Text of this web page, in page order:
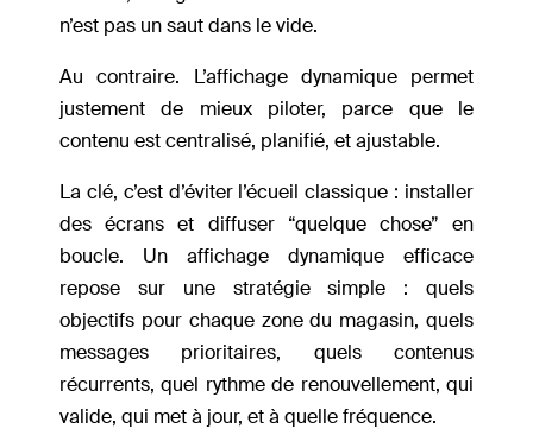
n’est pas un saut dans le vide.
Au contraire. L’affichage dynamique permet
justement de mieux piloter, parce que le
contenu est centralisé, planifié, et ajustable.
La clé, c’est d’éviter l’écueil classique : installer
des écrans et diffuser “quelque chose” en
boucle. Un affichage dynamique efficace
repose sur une stratégie simple : quels
objectifs pour chaque zone du magasin, quels
messages prioritaires, quels contenus
récurrents, quel rythme de renouvellement, qui
valide, qui met à jour, et à quelle fréquence.